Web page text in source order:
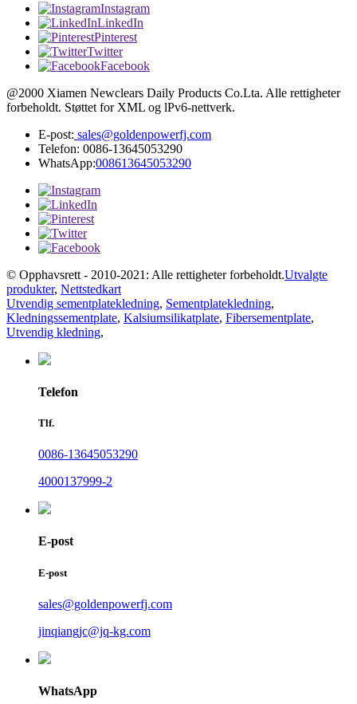
Instagram
LinkedIn
Pinterest
Twitter
Facebook
@2000 Xiamen Newclears Daily Products Co.Lta. Alle rettigheter
forbeholdt. Støttet for XML og lPv6-nettverk.
E-post: sales@goldenpowerfj.com
Telefon: 0086-13645053290
WhatsApp:008613645053290
© Opphavsrett - 2010-2021: Alle rettigheter forbeholdt.Utvalgte
produkter, Nettstedkart
Utvendig sementplatekledning, Sementplatekledning,
Kledningssementplate, Kalsiumsilikatplate, Fibersementplate,
Utvendig kledning,
Telefon
Tlf.
0086-13645053290
4000137999-2
E-post
E-post
sales@goldenpowerfj.com
jinqiangjc@jq-kg.com
WhatsApp